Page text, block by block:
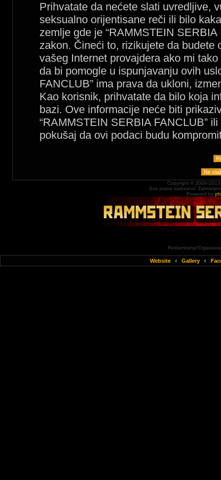
Prihvatate da nećete slati uvredljive,
seksualno orijentisane reči ili bilo
zemlje gde je “RAMMSTEIN
zakon. Čineći to, rizikujete da
vašeg Internet provajdera ako mi
da bi pomogle u ispunjavanju ovih
FANCLUB” ima prava da ukloni,
Kao korisnik, prihvatate da bilo koja
bazi. Ove informacije neće biti
“RAMMSTEIN SERBIA FANCLUB”
pokušaj da ovi podaci budu
Copyright © 2009-
Sva prava zadrzana!
Powered by
Reklamiranje/
Website ‹ Gallery ‹